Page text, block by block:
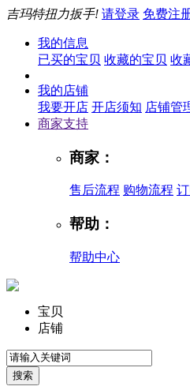
吉玛特扭力扳手! 请登录 免费注
我的信息
已买的宝贝 收藏的宝贝 收
我的店铺
我要开店 开店须知 店铺管
商家支持
商家：
售后流程 购物流程
帮助：
帮助中心
宝贝
店铺